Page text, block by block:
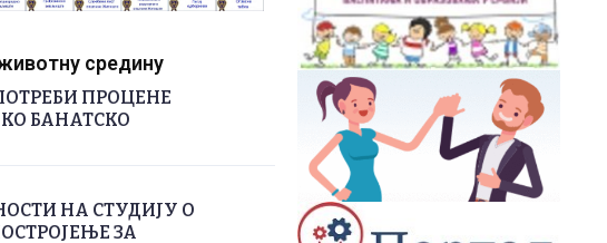
средину
ПРОЦЕНЕ
БАНАТСКО
НА СТУДИЈУ О
ЗА